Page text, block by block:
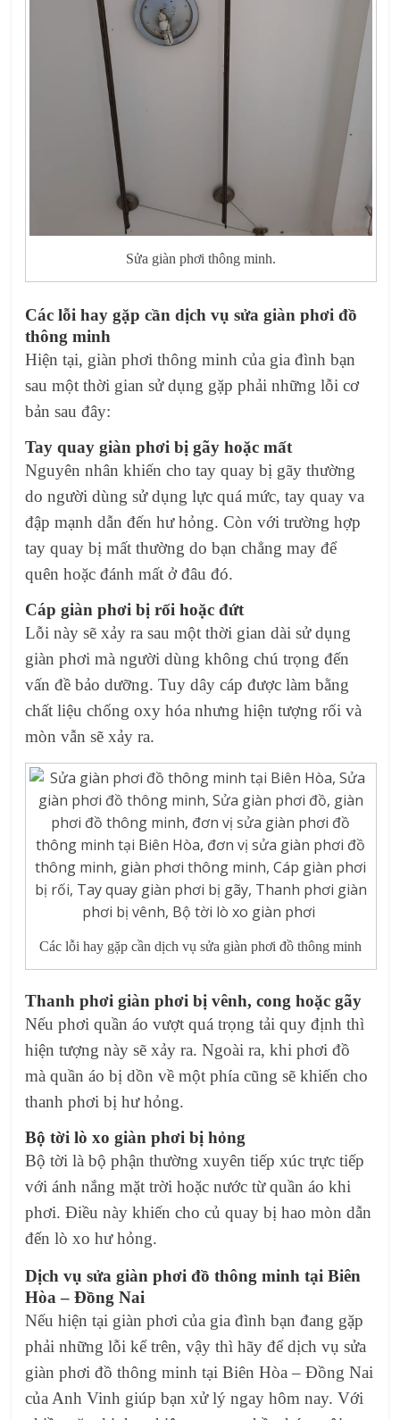
Sửa giàn phơi thông minh.
Các lỗi hay gặp cần dịch vụ sửa giàn phơi đồ
thông minh
Hiện tại, giàn phơi thông minh của gia đình bạn
sau một thời gian sử dụng gặp phải những lỗi cơ
bản sau đây:
Tay quay giàn phơi bị gãy hoặc mất
Nguyên nhân khiến cho tay quay bị gãy thường
do người dùng sử dụng lực quá mức, tay quay va
đập mạnh dẫn đến hư hỏng. Còn với trường hợp
tay quay bị mất thường do bạn chẳng may để
quên hoặc đánh mất ở đâu đó.
Cáp giàn phơi bị rối hoặc đứt
Lỗi này sẽ xảy ra sau một thời gian dài sử dụng
giàn phơi mà người dùng không chú trọng đến
vấn đề bảo dưỡng. Tuy dây cáp được làm bằng
chất liệu chống oxy hóa nhưng hiện tượng rối và
mòn vẫn sẽ xảy ra.
Các lỗi hay gặp cần dịch vụ sửa giàn phơi đồ thông minh
Thanh phơi giàn phơi bị vênh, cong hoặc gãy
Nếu phơi quần áo vượt quá trọng tải quy định thì
hiện tượng này sẽ xảy ra. Ngoài ra, khi phơi đồ
mà quần áo bị dồn về một phía cũng sẽ khiến cho
thanh phơi bị hư hỏng.
Bộ tời lò xo giàn phơi bị hỏng
Bộ tời là bộ phận thường xuyên tiếp xúc trực tiếp
với ánh nắng mặt trời hoặc nước từ quần áo khi
phơi. Điều này khiến cho củ quay bị hao mòn dẫn
đến lò xo hư hỏng.
Dịch vụ sửa giàn phơi đồ thông minh tại Biên
Hòa – Đồng Nai
Nếu hiện tại giàn phơi của gia đình bạn đang gặp
phải những lỗi kể trên, vậy thì hãy để dịch vụ sửa
giàn phơi đồ thông minh tại Biên Hòa – Đồng Nai
của Anh Vinh giúp bạn xử lý ngay hôm nay. Với